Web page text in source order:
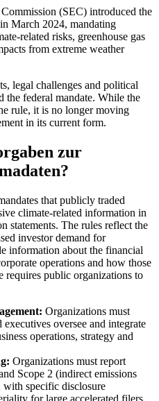
(SEC) introduced the
March 2024, mandating
related risks, greenhouse gas
from extreme weather
legal challenges and political
the federal mandate. While the
rule, it is no longer moving
in its current form.
zur
that publicly traded
climate-related information in
statements. The rules reflect the
investor demand for
information about the financial
operations and how those
requires public organizations to
Organizations must
oversee and integrate
operations, strategy and
Organizations must report
Scope 2 (indirect emissions
specific disclosure
for large accelerated filers.